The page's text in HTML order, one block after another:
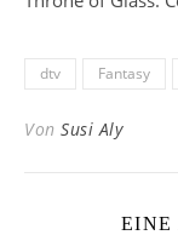
dtv Fantasy
Von Susi Aly
EINE